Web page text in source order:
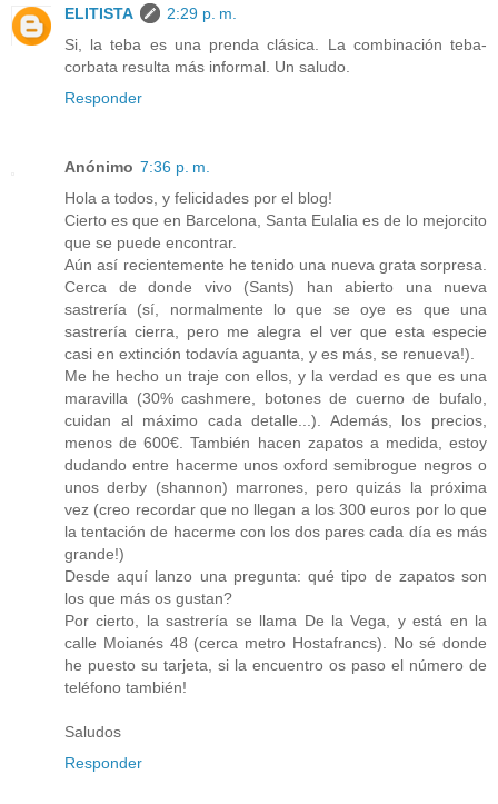
ELITISTA
2:29 p. m.
Si, la teba es una prenda clásica. La combinación teba-
corbata resulta más informal. Un saludo.
Responder
Anónimo 7:36 p. m.
Hola a todos, y felicidades por el blog!
Cierto es que en Barcelona, Santa Eulalia es de lo mejorcito
que se puede encontrar.
Aún así recientemente he tenido una nueva grata sorpresa.
Cerca de donde vivo (Sants) han abierto una nueva
sastrería (sí, normalmente lo que se oye es que una
sastrería cierra, pero me alegra el ver que esta especie
casi en extinción todavía aguanta, y es más, se renueva!).
Me he hecho un traje con ellos, y la verdad es que es una
maravilla (30% cashmere, botones de cuerno de bufalo,
cuidan al máximo cada detalle...). Además, los precios,
menos de 600€. También hacen zapatos a medida, estoy
dudando entre hacerme unos oxford semibrogue negros o
unos derby (shannon) marrones, pero quizás la próxima
vez (creo recordar que no llegan a los 300 euros por lo que
la tentación de hacerme con los dos pares cada día es más
grande!)
Desde aquí lanzo una pregunta: qué tipo de zapatos son
los que más os gustan?
Por cierto, la sastrería se llama De la Vega, y está en la
calle Moianés 48 (cerca metro Hostafrancs). No sé donde
he puesto su tarjeta, si la encuentro os paso el número de
teléfono también!
Saludos
Responder